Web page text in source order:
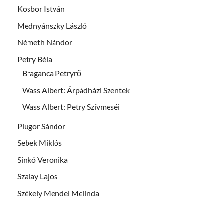
Kosbor István
Mednyánszky László
Németh Nándor
Petry Béla
Braganca Petryről
Wass Albert: Árpádházi Szentek
Wass Albert: Petry Szívmeséi
Plugor Sándor
Sebek Miklós
Sinkó Veronika
Szalay Lajos
Székely Mendel Melinda